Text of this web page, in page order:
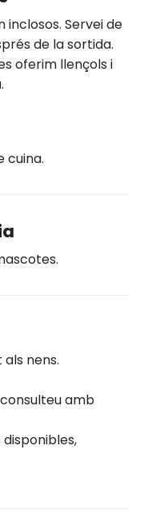
inclosos. Servei de
de la sortida.
oferim llençols i
cuina.
nens.
amb